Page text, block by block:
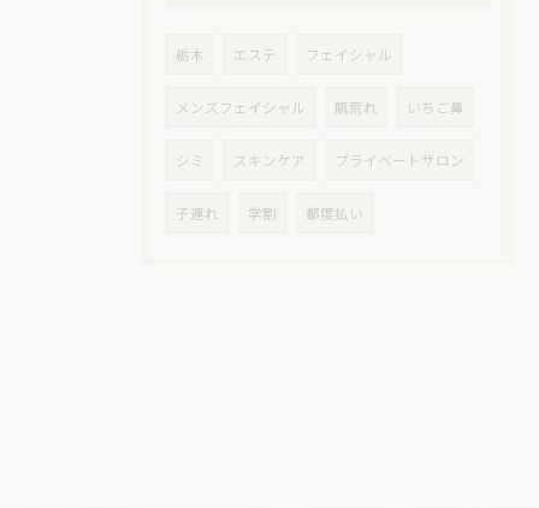
栃木 エステ フェイシャル
メンズフェイシャル 肌荒れ いちご鼻
シミ スキンケア プライベートサロン
子連れ 学割 都度払い